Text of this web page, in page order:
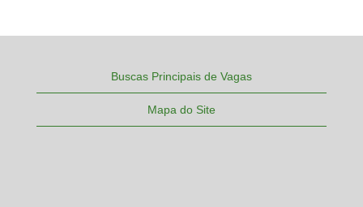
Buscas Principais de Vagas
Mapa do Site